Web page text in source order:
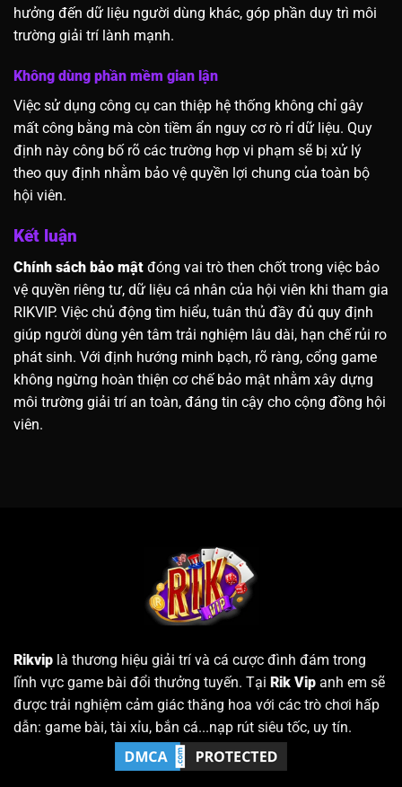
hưởng đến dữ liệu người dùng khác, góp phần duy trì môi
trường giải trí lành mạnh.
Không dùng phần mềm gian lận
Việc sử dụng công cụ can thiệp hệ thống không chỉ gây
mất công bằng mà còn tiềm ẩn nguy cơ rò rỉ dữ liệu. Quy
định này công bố rõ các trường hợp vi phạm sẽ bị xử lý
theo quy định nhằm bảo vệ quyền lợi chung của toàn bộ
hội viên.
Kết luận
Chính sách bảo mật đóng vai trò then chốt trong việc bảo
vệ quyền riêng tư, dữ liệu cá nhân của hội viên khi tham gia
RIKVIP. Việc chủ động tìm hiểu, tuân thủ đầy đủ quy định
giúp người dùng yên tâm trải nghiệm lâu dài, hạn chế rủi ro
phát sinh. Với định hướng minh bạch, rõ ràng, cổng game
không ngừng hoàn thiện cơ chế bảo mật nhằm xây dựng
môi trường giải trí an toàn, đáng tin cậy cho cộng đồng hội
viên.
Rikvip là thương hiệu giải trí và cá cược đình đám trong
lĩnh vực game bài đổi thưởng tuyến. Tại Rik Vip anh em sẽ
được trải nghiệm cảm giác thăng hoa với các trò chơi hấp
dẫn: game bài, tài xỉu, bắn cá...nạp rút siêu tốc, uy tín.